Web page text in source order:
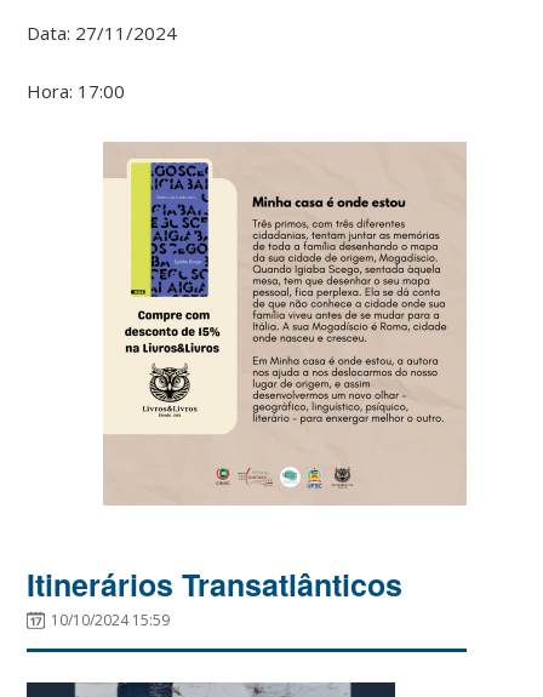
Data: 27/11/2024
Hora: 17:00
Itinerários Transatlânticos
10/10/2024 15:59